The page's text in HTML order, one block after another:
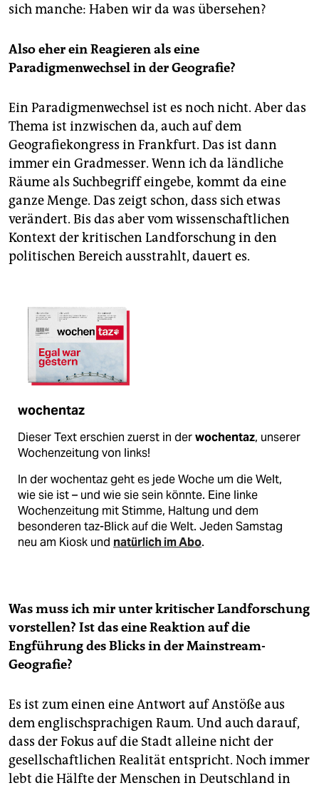
sich manche: Haben wir da was übersehen?
Also eher ein Reagieren als eine
Paradigmenwechsel in der Geografie?
Ein Paradigmenwechsel ist es noch nicht. Aber das
Thema ist inzwischen da, auch auf dem
Geografiekongress in Frankfurt. Das ist dann
immer ein Gradmesser. Wenn ich da ländliche
Räume als Suchbegriff eingebe, kommt da eine
ganze Menge. Das zeigt schon, dass sich etwas
verändert. Bis das aber vom wissenschaftlichen
Kontext der kritischen Landforschung in den
politischen Bereich ausstrahlt, dauert es.
wochentaz
Dieser Text erschien zuerst in derwochentaz, unserer
Wochenzeitung von links!
In der wochentaz geht es jede Woche um die Welt,
wie sie ist – und wie sie sein könnte. Eine linke
Wochenzeitung mit Stimme, Haltung und dem
besonderen taz-Blick auf die Welt. Jeden Samstag
neu am Kiosk und natürlich im Abo.
Was muss ich mir unter kritischer Landforschung
vorstellen? Ist das eine Reaktion auf die
Engführung des Blicks in der Mainstream-
Geografie?
Es ist zum einen eine Antwort auf Anstöße aus
dem englischsprachigen Raum. Und auch darauf,
dass der Fokus auf die Stadt alleine nicht der
gesellschaftlichen Realität entspricht. Noch immer
lebt die Hälfte der Menschen in Deutschland in